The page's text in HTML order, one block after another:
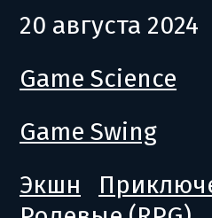
20 августа 2024
Game Science
Game Swing
Экшн